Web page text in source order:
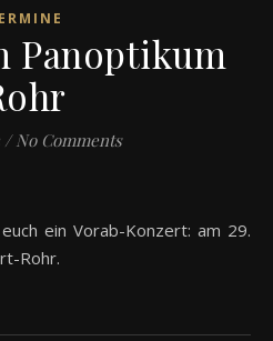
Panoptikum
/ No Comments
ein Vorab-Konzert: am 29.
Rohr.